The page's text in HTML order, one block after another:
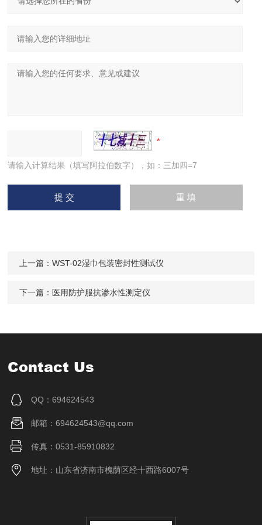
请输入计算结果（填写阿拉伯数字），如：三加四=7
上一篇：WST-02湿巾包装密封性测试仪
下一篇： 医用防护服抗渗水性测定仪
Contact Us
QQ：694624543
邮箱：694624543@qq.com
传真：0531-85910832
地址：山东省济南市槐荫区经十西路6007号